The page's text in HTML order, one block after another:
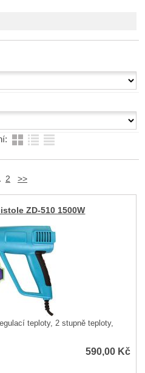
2 >>
ZD-510 1500W
teploty, 2 stupně teploty,
590,00 Kč